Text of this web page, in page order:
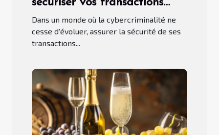
financières en ligne
Dans un monde où la cybercriminalité ne
cesse d'évoluer, assurer la sécurité de ses
transactions...